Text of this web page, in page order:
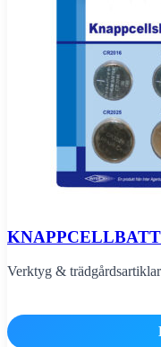
Verktyg & trädgårdsartiklar